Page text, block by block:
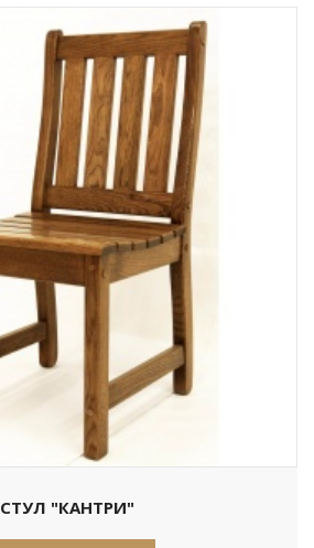
СТУЛ "КАНТРИ"